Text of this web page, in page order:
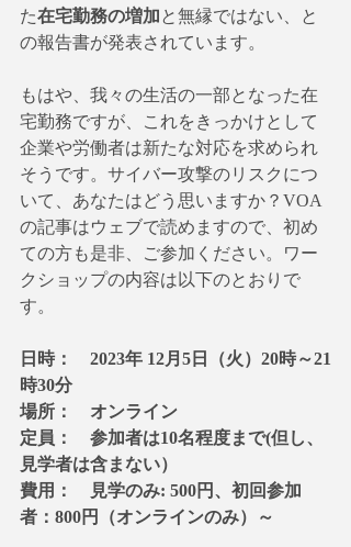
た在宅勤務の増加と無縁ではない、と
の報告書が発表されています。
もはや、我々の生活の一部となった在
宅勤務ですが、これをきっかけとして
企業や労働者は新たな対応を求められ
そうです。サイバー攻撃のリスクにつ
いて、あなたはどう思いますか？VOA
の記事はウェブで読めますので、初め
ての方も是非、ご参加ください。ワー
クショップの内容は以下のとおりで
す。
日時：　2023年 12月5日（火）20時～21
時30分
場所：　オンライン
定員：　参加者は10名程度まで(但し、
見学者は含まない）
費用：　見学のみ: 500円、初回参加
者：800円（オンラインのみ）～